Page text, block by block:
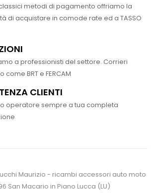
metodi di pagamento offriamo la
di acquistare in comode rate ed a TASSO
a professionisti del settore. Corrieri
come BRT e FERCAM
CLIENTI
operatore sempre a tua completa
Maurizio - ricambi accessori auto moto
San Macario in Piano Lucca (LU)